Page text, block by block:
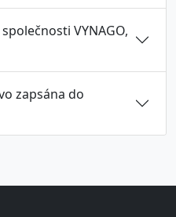
VYNAGO,
zapsána do